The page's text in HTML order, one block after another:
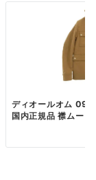
ディオールオム
国内正規品 襟ムー